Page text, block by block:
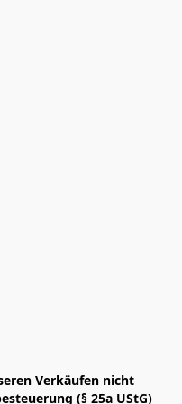
Verkäufen nicht
(§ 25a UStG)